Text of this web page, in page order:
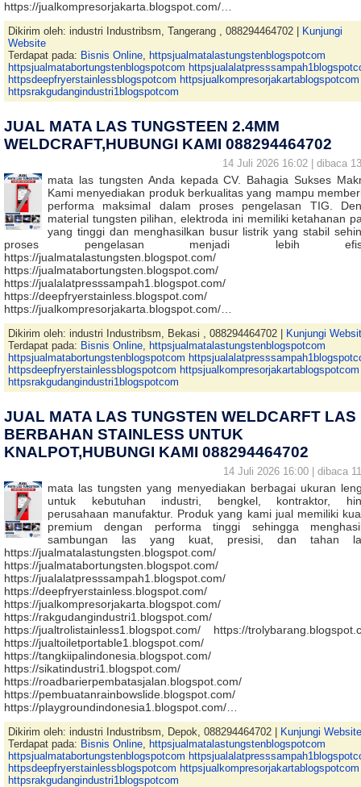
https://jualkompresorjakarta.blogspot.com/…
Dikirim oleh: industri Industribsm, Tangerang , 088294464702 |
Kunjungi
Website
Terdapat pada: Bisnis Online, httpsjualmatalastungstenblogspotcom
httpsjualmatabortungstenblogspotcom
httpsdeepfryerstainlessblogspotcom httpsjualkompresorjakartablogspotcom
httpsrakgudangindustri1blogspotcom
JUAL MATA LAS TUNGSTEEN 2.4MM
WELDCRAFT,HUBUNGI KAMI 088294464702
14 Juli 2026 16:02 | dibaca
mata las tungsten Anda kepada CV. Bahagia Sukses
Kami menyediakan produk berkualitas yang mampu
performa maksimal dalam proses pengelasan TIG.
material tungsten pilihan, elektroda ini memiliki ketahanan
yang tinggi dan menghasilkan busur listrik yang stabil
proses pengelasan menjadi lebih
https://jualmatalastungsten.blogspot.com/
https://jualmatabortungsten.blogspot.com/
https://jualalatpresssampah1.blogspot.com/
https://deepfryerstainless.blogspot.com/
https://jualkompresorjakarta.blogspot.com/…
Dikirim oleh: industri Industribsm, Bekasi , 088294464702 |
Kunjungi
Terdapat pada: Bisnis Online, httpsjualmatalastungstenblogspotcom
httpsjualmatabortungstenblogspotcom
httpsdeepfryerstainlessblogspotcom httpsjualkompresorjakartablogspotcom
httpsrakgudangindustri1blogspotcom
JUAL MATA LAS TUNGSTEN WELDCARFT LAS
BERBAHAN STAINLESS UNTUK
KNALPOT,HUBUNGI KAMI 088294464702
14 Juli 2026 16:00 | dibaca
mata las tungsten yang menyediakan berbagai ukuran
untuk kebutuhan industri, bengkel, kontraktor,
perusahaan manufaktur. Produk yang kami jual memiliki
premium dengan performa tinggi sehingga
sambungan las yang kuat, presisi, dan tahan
https://jualmatalastungsten.blogspot.com/
https://jualmatabortungsten.blogspot.com/
https://jualalatpresssampah1.blogspot.com/
https://deepfryerstainless.blogspot.com/
https://jualkompresorjakarta.blogspot.com/
https://rakgudangindustri1.blogspot.com/
https://jualtrolistainless1.blogspot.com/ https://
https://jualtoiletportable1.blogspot.com/
https://tangkiipalindonesia.blogspot.com/
https://sikatindustri1.blogspot.com/
https://roadbarierpembatasjalan.blogspot.com/
https://pembuatanrainbowslide.blogspot.com/
https://playgroundindonesia1.blogspot.com/…
Dikirim oleh: industri Industribsm, Depok, 088294464702 |
Kunjungi Website
Terdapat pada: Bisnis Online, httpsjualmatalastungstenblogspotcom
httpsjualmatabortungstenblogspotcom
httpsdeepfryerstainlessblogspotcom httpsjualkompresorjakartablogspotcom
httpsrakgudangindustri1blogspotcom